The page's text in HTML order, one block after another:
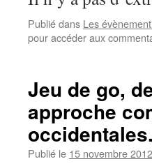
Publié dans Les
pour accéder aux
Jeu de go,
approche
occidentales.
Publié le 15 novembre 2012